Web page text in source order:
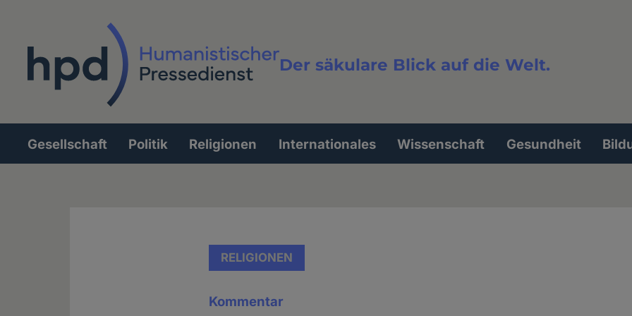
Der säkulare Blick auf die Welt.
Volltextsuche
Hauptnavigation
Gesellschaft Politik Religionen Internationales Wissenschaft Gesundheit
RELIGIONEN
Kommentar